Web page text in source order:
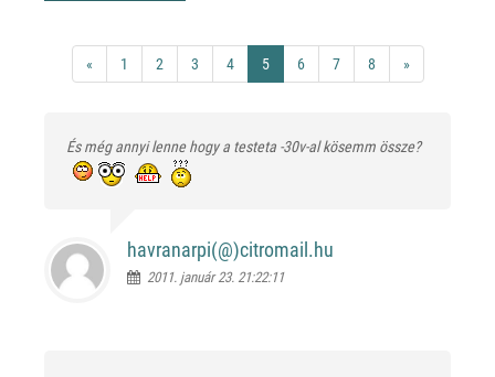
« 1 2 3 4 5 6 7 8 »
És még annyi lenne hogy a testeta -30v-al kösemm össze?
havranarpi(@)citromail.hu
2011. január 23. 21:22:11